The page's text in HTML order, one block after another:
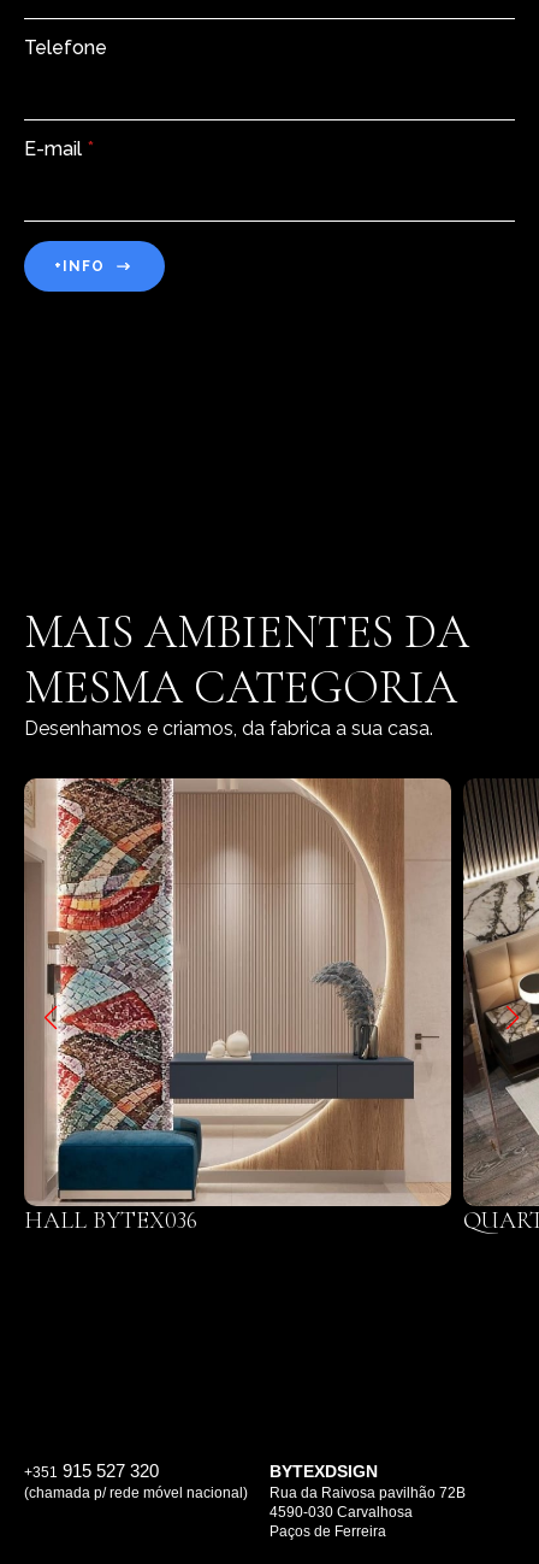
Telefone
E-mail *
+INFO
MAIS AMBIENTES DA
MESMA CATEGORIA
Desenhamos e criamos, da fabrica a sua casa.
HALL BYTEX036
+351 915 527 320
(chamada p/ rede móvel nacional)
BYTEXDSIGN
Rua da Raivosa pavilhão 72B
4590-030 Carvalhosa
Paços de Ferreira